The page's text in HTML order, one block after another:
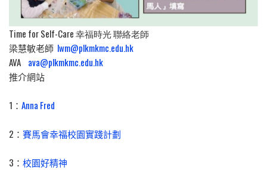
Time for Self-Care 幸福時光 聯絡老師
梁慧敏老師 lwm@plkmkmc.edu.hk
AVA ava@plkmkmc.edu.hk
推介網站
1 ： Anna Fred
2 ： 賽馬會幸福校園實踐計劃
3 ： 校園好精神